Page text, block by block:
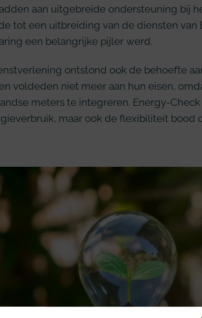
aan uitgebreide ondersteuning bij
tot een uitbreiding van de diensten van
een belangrijke pijler werd.
ontstond ook de behoefte
voldeden niet meer aan hun eisen,
meters te integreren. Energy-
maar ook de flexibiliteit bood